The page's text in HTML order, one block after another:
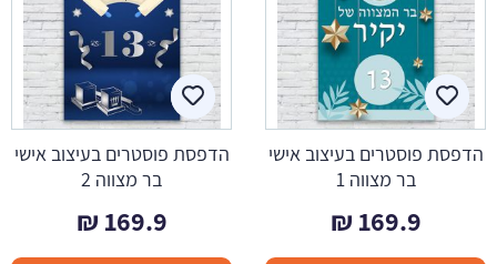
הדפסת פוסטרים בעיצוב אישי
בר מצווה 1
169.9
₪
הדפסת פוסטרים בעיצוב אישי
בר מצווה 2
169.9
₪